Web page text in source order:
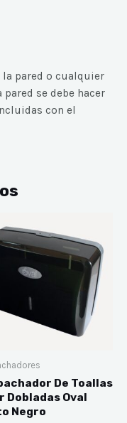
la pared o cualquier
se debe hacer
con el
De Toallas
Dobladas Oval
Negro